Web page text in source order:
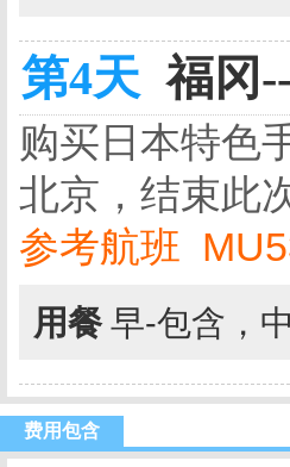
第4天 福冈
购买日本特色
北京，结束此
参考航班
用餐 早-包含，
费用包含